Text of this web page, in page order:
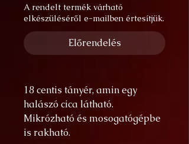
A rendelt termék várható
elkészüléséről e-mailben értesítjük.
Előrendelés
18 centis tányér, amin egy
halászó cica látható.
Mikrózható és mosogatógépbe
is rakható.